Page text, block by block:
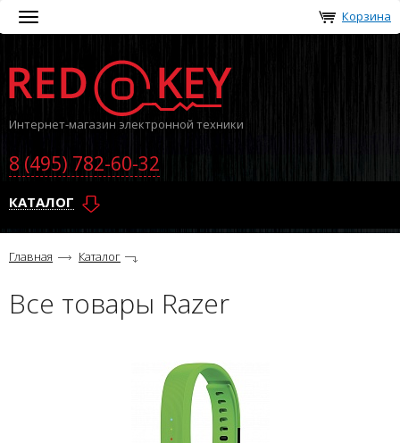
Toggle
navigation
Корзина
Интернет-магазин электронной техники
8 (495) 782-60-32
КАТАЛОГ
Главная Каталог
Все товары Razer